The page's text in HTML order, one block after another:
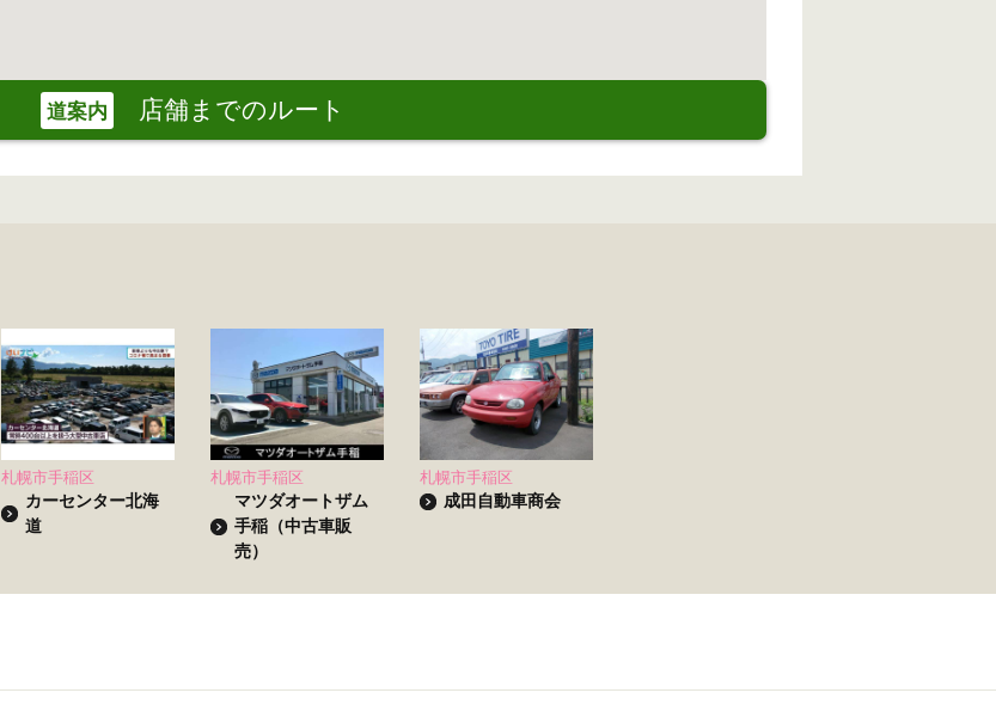
道案内 店舗までのルート
札幌市手稲区
カーセンター北海
道
札幌市手稲区
マツダオートザム
手稲（中古車販
売）
札幌市手稲区
成田自動車商会